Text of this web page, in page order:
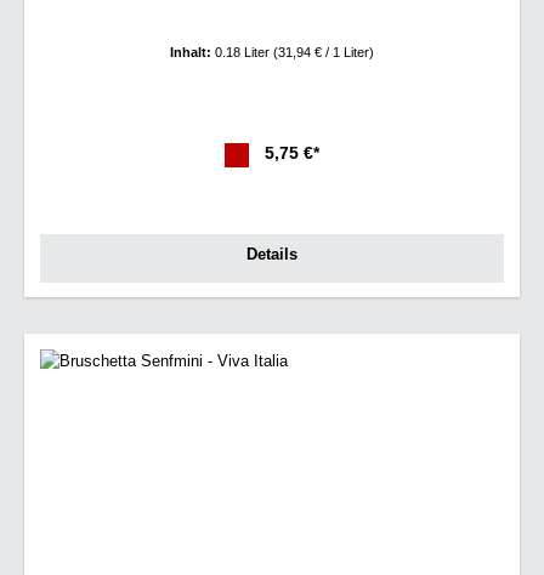
Inhalt: 0.18 Liter (31,94 € / 1 Liter)
5,75 €*
Details